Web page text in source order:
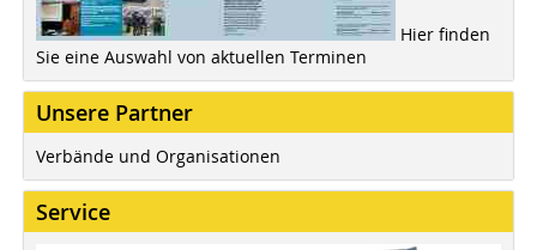
Hier finden
Sie eine Auswahl von aktuellen Terminen
Unsere Partner
Verbände und Organisationen
Service